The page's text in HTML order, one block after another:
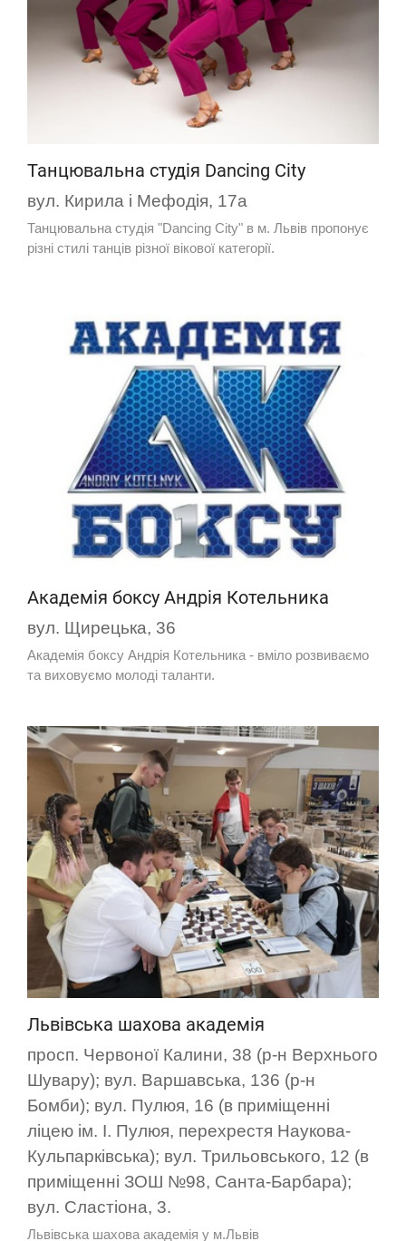
Танцювальна студія Dancing City
вул. Кирила і Мефодія, 17а
Танцювальна студія "Dancing City" в м. Львів пропонує
різні стилі танців різної вікової категорії.
Академія боксу Андрія Котельника
вул. Щирецька, 36
Академія боксу Андрія Котельника - вміло розвиваємо
та виховуємо молоді таланти.
Львівська шахова академія
просп. Червоної Калини, 38 (р-н Верхнього
Шувару); вул. Варшавська, 136 (р-н
Бомби); вул. Пулюя, 16 (в приміщенні
ліцею ім. І. Пулюя, перехрестя Наукова-
Кульпарківська); вул. Трильовського, 12 (в
приміщенні ЗОШ №98, Санта-Барбара);
вул. Сластіона, 3.
Львівська шахова академія у м.Львів